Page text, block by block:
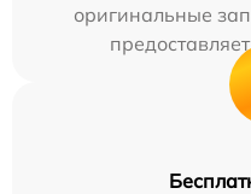
оригинальные